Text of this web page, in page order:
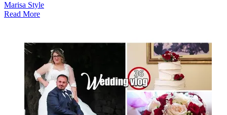
Marisa Style
Read More